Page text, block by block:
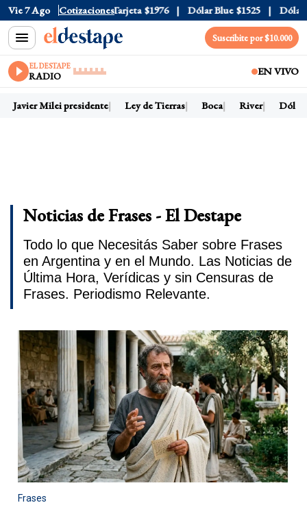
Vie 7 Ago Cotizaciones
$1520 Dólar Tarjeta $1976 Dólar Blue $1525 Dólar
Suscribite por $10.000
EL DESTAPE
RADIO EN VIVO
Javier Milei presidente Ley de Tierras Boca River Dólar
Noticias de Frases - El Destape
Todo lo que Necesitás Saber sobre Frases
en Argentina y en el Mundo. Las Noticias de
Última Hora, Verídicas y sin Censuras de
Frases. Periodismo Relevante.
Frases